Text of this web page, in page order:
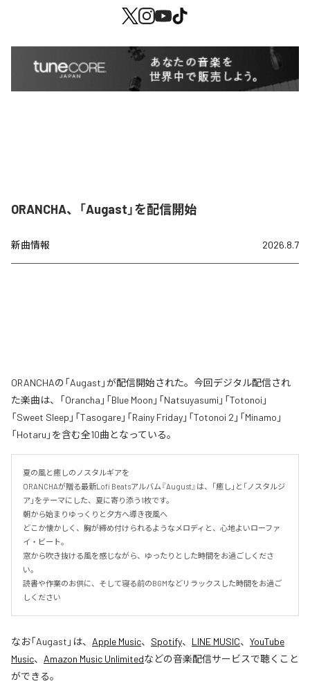
ORANCHA、「Augast」を配信開始
新曲情報 2026.8.7
ORANCHAの「Augast」が配信開始された。今回デジタル配信され
た楽曲は、「Orancha」「Blue Moon」「Natsuyasumi」「Totonoi」
「Sweet Sleep」「Tasogare」「Rainy Friday」「Totonoi 2」「Minamo」
「Hotaru」を含む全10曲となっている。
夏の風と癒しのノスタルギアを
ORANCHAが贈る最新Lofi Beatsアルバム『August』は、「癒し」と「ノスタルジ
ア」をテーマにした、夏に寄り添う1枚です。
朝から始まりゆっくりと夕方へ導き夜風へ
どこか懐かしく、胸が締め付けられるようなメロディと、心地よいローファ
イ・ビート。
窓から吹き抜ける風を感じながら、ゆったりとした時間をお過ごしくださ
い。
読書や作業のお供に、そして寝る前のBGMなどリラックスした時間をお過ご
しください
なお「Augast 」は、 Apple Music、 Spotify、 LINE MUSIC、 YouTube
Music、 Amazon Music Unlimitedなどの音楽配信サービスで聴くこと
ができる。